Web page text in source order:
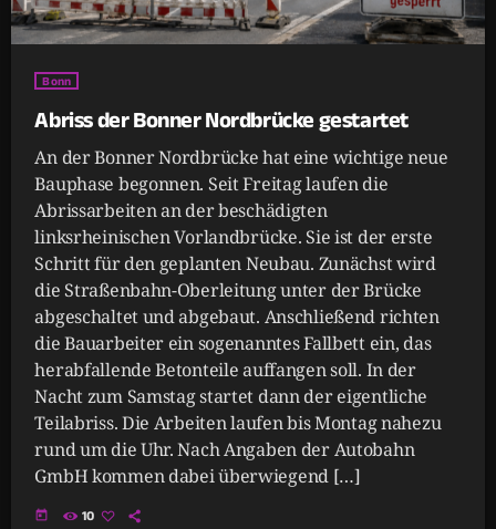
Bonn
Abriss der Bonner Nordbrücke gestartet
An der Bonner Nordbrücke hat eine wichtige neue
Bauphase begonnen. Seit Freitag laufen die
Abrissarbeiten an der beschädigten
linksrheinischen Vorlandbrücke. Sie ist der erste
Schritt für den geplanten Neubau. Zunächst wird
die Straßenbahn-Oberleitung unter der Brücke
abgeschaltet und abgebaut. Anschließend richten
die Bauarbeiter ein sogenanntes Fallbett ein, das
herabfallende Betonteile auffangen soll. In der
Nacht zum Samstag startet dann der eigentliche
Teilabriss. Die Arbeiten laufen bis Montag nahezu
rund um die Uhr. Nach Angaben der Autobahn
GmbH kommen dabei überwiegend […]
today 10